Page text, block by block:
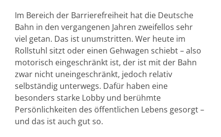
Im Bereich der Barrierefreiheit hat die Deutsche
Bahn in den vergangenen Jahren zweifellos sehr
viel getan. Das ist unumstritten. Wer heute im
Rollstuhl sitzt oder einen Gehwagen schiebt – also
motorisch eingeschränkt ist, der ist mit der Bahn
zwar nicht uneingeschränkt, jedoch relativ
selbständig unterwegs. Dafür haben eine
besonders starke Lobby und berühmte
Persönlichkeiten des öffentlichen Lebens gesorgt –
und das ist auch gut so.